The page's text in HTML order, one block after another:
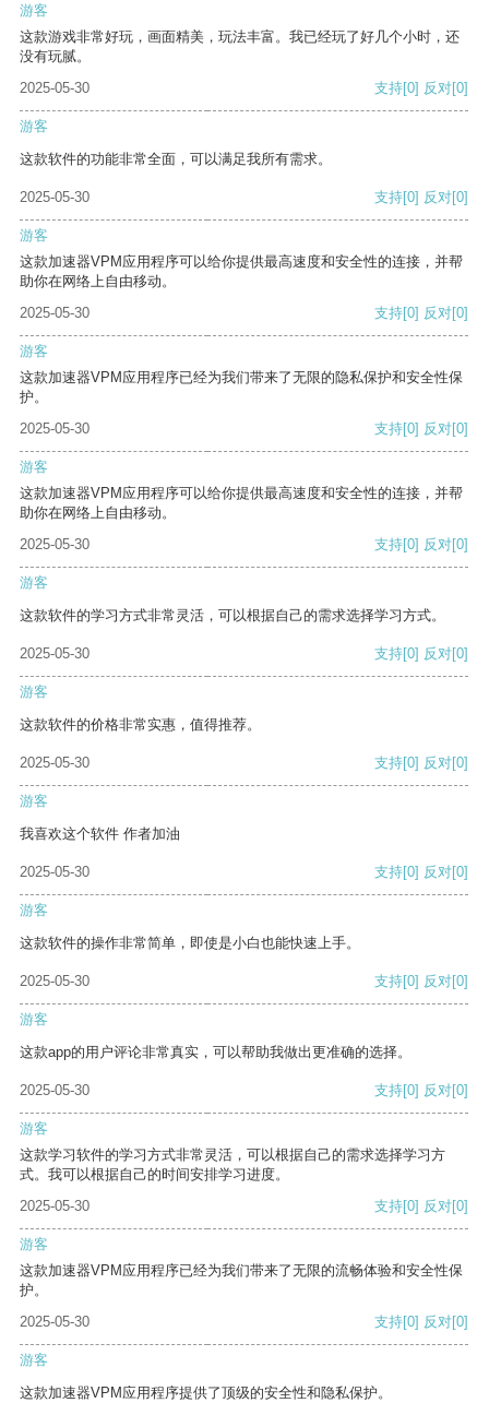
游客
这款游戏非常好玩，画面精美，玩法丰富。我已经玩了好几个小时，还
没有玩腻。
2025-05-30
支持[0] 反对[0]
游客
这款软件的功能非常全面，可以满足我所有需求。
2025-05-30 支持[0] 反对[0]
游客
这款加速器VPM应用程序可以给你提供最高速度和安全性的连接，并帮
助你在网络上自由移动。
2025-05-30
支持[0] 反对[0]
游客
这款加速器VPM应用程序已经为我们带来了无限的隐私保护和安全性保
护。
2025-05-30
支持[0] 反对[0]
游客
这款加速器VPM应用程序可以给你提供最高速度和安全性的连接，并帮
助你在网络上自由移动。
2025-05-30
支持[0] 反对[0]
游客
这款软件的学习方式非常灵活，可以根据自己的需求选择学习方式。
2025-05-30 支持[0] 反对[0]
游客
这款软件的价格非常实惠，值得推荐。
2025-05-30 支持[0] 反对[0]
游客
我喜欢这个软件 作者加油
2025-05-30 支持[0] 反对[0]
游客
这款软件的操作非常简单，即使是小白也能快速上手。
2025-05-30 支持[0] 反对[0]
游客
这款app的用户评论非常真实，可以帮助我做出更准确的选择。
2025-05-30 支持[0] 反对[0]
游客
这款学习软件的学习方式非常灵活，可以根据自己的需求选择学习方
式。我可以根据自己的时间安排学习进度。
2025-05-30
支持[0] 反对[0]
游客
这款加速器VPM应用程序已经为我们带来了无限的流畅体验和安全性保
护。
2025-05-30
支持[0] 反对[0]
游客
这款加速器VPM应用程序提供了顶级的安全性和隐私保护。